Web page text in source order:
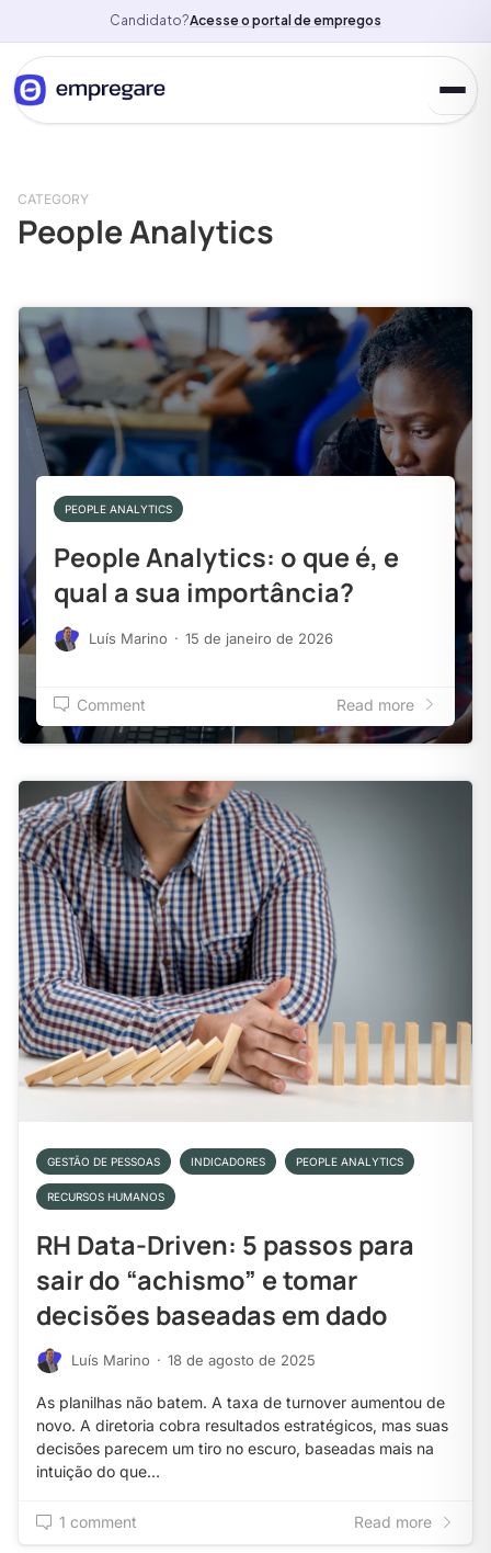
Candidato?Acesse o portal de empregos
CATEGORY
People Analytics
PEOPLE ANALYTICS
People Analytics: o que é, e
qual a sua importância?
Luís Marino · 15 de janeiro de 2026
Comment Read more
GESTÃO DE PESSOAS INDICADORES PEOPLE ANALYTICS
RECURSOS HUMANOS
RH Data-Driven: 5 passos para
sair do “achismo” e tomar
decisões baseadas em dado
Luís Marino · 18 de agosto de 2025
As planilhas não batem. A taxa de turnover aumentou de
novo. A diretoria cobra resultados estratégicos, mas suas
decisões parecem um tiro no escuro, baseadas mais na
intuição do que…
1 comment Read more